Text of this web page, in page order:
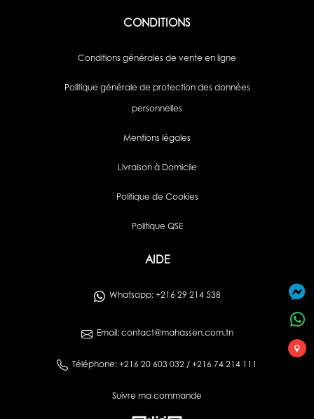
CONDITIONS
Conditions générales de vente en ligne
Politique générale de protection des données
personnelles
Mentions légales
Livraison à Domicile
Politique de Cookies
Politique QSE
AIDE
Whatsapp: +216 29 214 538
Email: contact@mahassen.com.tn
Téléphone: +216 20 603 032 / +216 74 214 111
Suivre ma commande